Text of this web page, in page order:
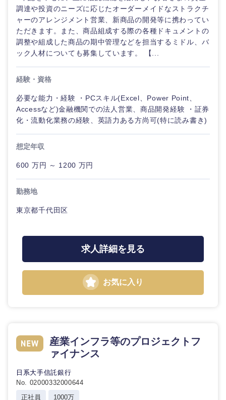
九州・沖縄
福岡県
調達や投資のニーズに応じたオーダーメイドなストラクチ
ャーのアレンジメント営業、新商品の開発等に携わってい
ただきます。また、商品組成する際の各種ドキュメントの
調整や組成した商品の期中管理などを担当するミドル、バ
ック人材についても募集しています。 【...
経験・資格
必要な能力・経験 ・PCスキル(Excel、Power Point、
Accessなど)金融機関での法人営業、商品開発経験 ・証券
化・流動化業務の経験、英語力ある方尚可(特に読み書き)
想定年収
600 万円 ～ 1200 万円
勤務地
東京都千代田区
求人詳細を見る
お気に入り
産業インフラ等のプロジェクトフ
ァイナンス
日系大手信託銀行
No. 02000332000644
正社員
1000万